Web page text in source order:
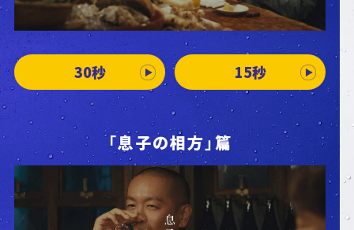
30秒 15秒
「息子の相方」篇